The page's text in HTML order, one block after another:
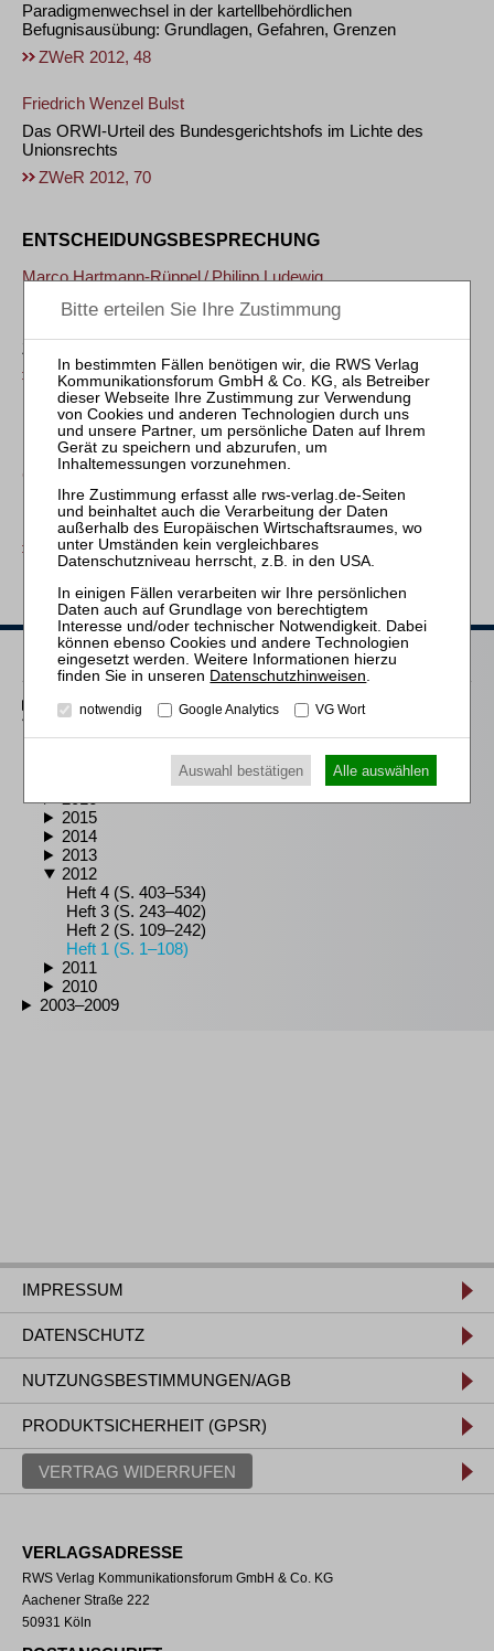
Paradigmenwechsel in der kartellbehördlichen
Befugnisausübung: Grundlagen, Gefahren, Grenzen
ZWeR 2012, 48
Friedrich Wenzel Bulst
Das ORWI-Urteil des Bundesgerichtshofs im Lichte des
Unionsrechts
ZWeR 2012, 70
ENTSCHEIDUNGSBESPRECHUNG
Marco Hartmann-Rüppel/Philipp Ludewig
Entscheidung für die Passing-On-Defence im deutschen
Zur ORWI-Entscheidung des Bundesgerichtshofs
ZWeR 2012, 90
BUCHREZENSION
Christian Alexander
Der Anspruch auf Schadensersatz bei Verstößen gegen EU-
Kartellrecht
ZWeR 2012, 106
Heftarchiv
2020–2026
2010–2019
2019
2016
2015
2014
2013
2012
Heft 4 (S. 403–534)
Heft 3 (S. 243–402)
Heft 2 (S. 109–242)
Heft 1 (S. 1–108)
2011
2010
2003–2009
IMPRESSUM
DATENSCHUTZ
NUTZUNGSBESTIMMUNGEN/AGB
PRODUKTSICHERHEIT (GPSR)
VERTRAG WIDERRUFEN
VERLAGSADRESSE
RWS Verlag Kommunikationsforum GmbH & Co. KG
Aachener Straße 222
50931 Köln
Datenschutzhinweisen
notwendig Google Analytics VG Wort
Auswahl bestätigen Alle auswählen